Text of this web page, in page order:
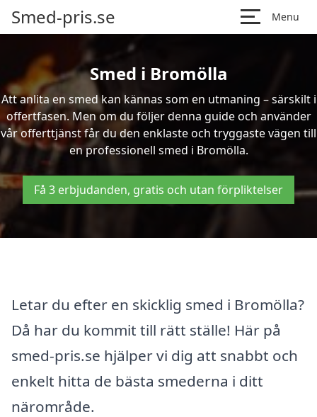
Smed-pris.se Menu
Smed i Bromölla
Att anlita en smed kan kännas som en utmaning – särskilt i
offertfasen. Men om du följer denna guide och använder
vår offerttjänst får du den enklaste och tryggaste vägen till
en professionell smed i Bromölla.
Få 3 erbjudanden, gratis och utan förpliktelser
Letar du efter en skicklig smed i Bromölla?
Då har du kommit till rätt ställe! Här på
smed-pris.se hjälper vi dig att snabbt och
enkelt hitta de bästa smederna i ditt
närområde.